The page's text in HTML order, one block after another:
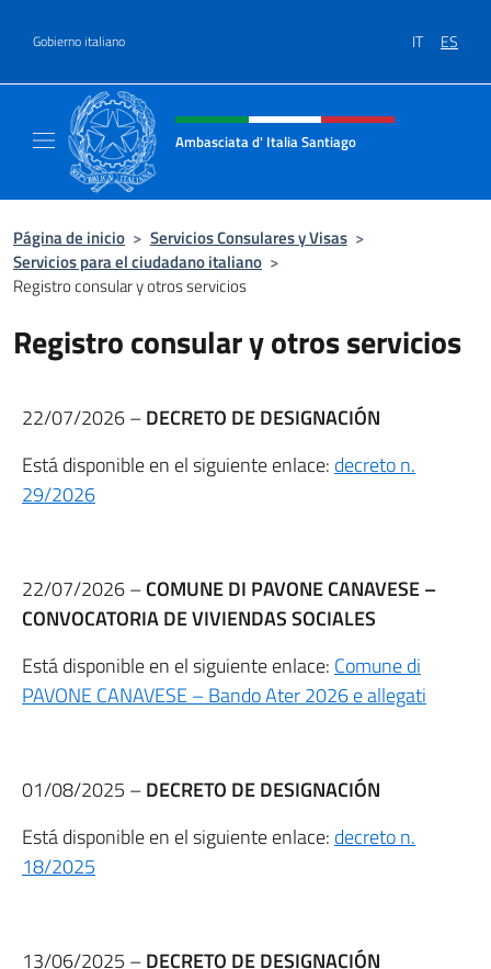
Gobierno italiano IT ES
Encabezado del sitio web,
Ambasciata d' Italia Santiago
Página de inicio > Servicios Consulares y Visas >
Servicios para el ciudadano italiano >
Registro consular y otros servicios
Registro consular y otros servicios
22/07/2026 –DECRETO DE DESIGNACIÓN
Está disponible en el siguiente enlace: decreto n.
29/2026
22/07/2026 –COMUNE DI PAVONE CANAVESE –
CONVOCATORIA DE VIVIENDAS SOCIALES
Está disponible en el siguiente enlace: Comune di
PAVONE CANAVESE – Bando Ater 2026 e allegati
01/08/2025 –DECRETO DE DESIGNACIÓN
Está disponible en el siguiente enlace: decreto n.
18/2025
13/06/2025 –DECRETO DE DESIGNACIÓN